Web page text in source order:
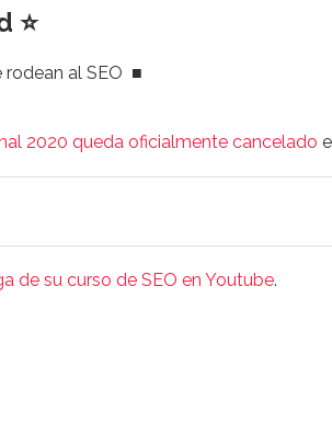
⭐
al SEO ■
2020 queda oficialmente cancelado
de su curso de SEO en Youtube.